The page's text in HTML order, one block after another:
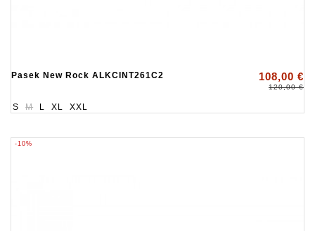
Pasek New Rock ALKCINT261C2 108,00 €
120,00 €
S M L XL XXL
-10%